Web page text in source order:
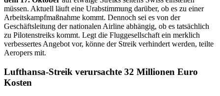
müssen. Aktuell läuft eine Urabstimmung darüber, ob es zu einer
Arbeitskampfmaßnahme kommt. Dennoch sei es von der
Geschäftsleitung der nationalen Airline abhängig, ob es tatsächlich
zu Pilotenstreiks kommt. Legt die Fluggesellschaft ein merklich
verbessertes Angebot vor, könne der Streik verhindert werden, teilte
Aeropers mit.
Lufthansa-Streik verursachte 32 Millionen Euro
Kosten